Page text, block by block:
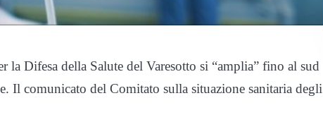
Difesa della Salute del Varesotto si “amplia” fino al sud
Il comunicato del Comitato sulla situazione sanitaria degli